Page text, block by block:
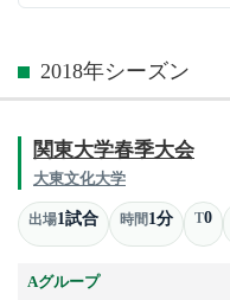
2018年シーズン
関東大学春季大会
大東文化大学
出場1試合 時間1分 T0
Aグループ